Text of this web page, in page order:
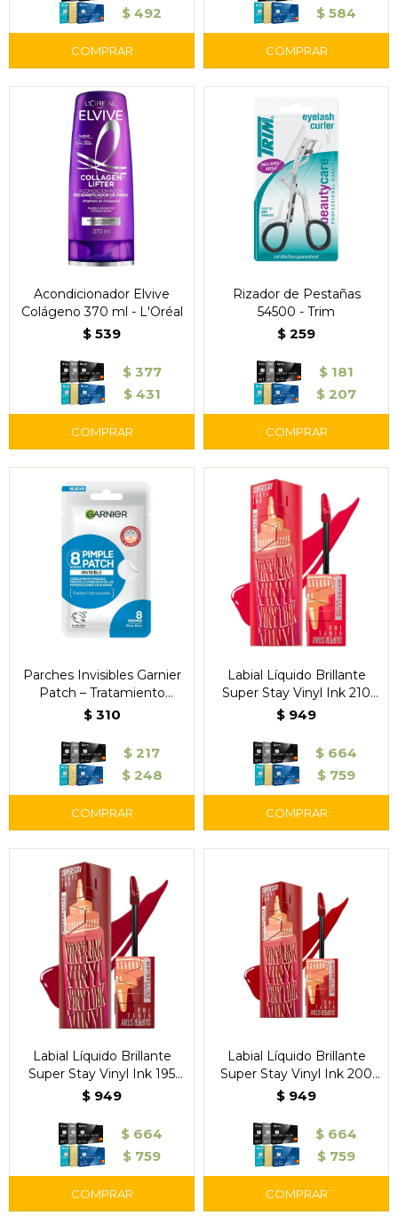
$ 492 $ 584
Acondicionador Elvive
Colágeno 370 ml - L'Oréal
$ 539
$ 377
$ 431
Rizador de Pestañas
54500 - Trim
$ 259
$ 181
$ 207
Parches Invisibles Garnier
Patch – Tratamiento
Localizado contra Granitos
$ 310
$ 217
$ 248
Labial Líquido Brillante
Super Stay Vinyl Ink 210
Pomodoro - Maybelline
$ 949
$ 664
$ 759
Labial Líquido Brillante
Super Stay Vinyl Ink 195
Barbecue - Maybelline
$ 949
$ 664
$ 759
Labial Líquido Brillante
Super Stay Vinyl Ink 200
Salsa - Maybelline
$ 949
$ 664
$ 759